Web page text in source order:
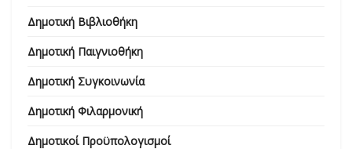
Δημοτική Βιβλιοθήκη
Δημοτική Παιγνιοθήκη
Δημοτική Συγκοινωνία
Δημοτική Φιλαρμονική
Δημοτικοί Προϋπολογισμοί